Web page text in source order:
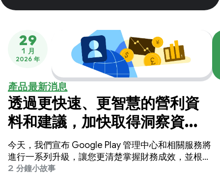
29
1 月
2026 年
產品最新消息
透過更快速、更智慧的營利資
料和建議，加快取得洞察資訊
的速度
今天，我們宣布 Google Play 管理中心和相關服務將
進行一系列升級，讓您更清楚掌握財務成效，並根據
資料採取具體行動來提升成效。
2 分鐘小故事